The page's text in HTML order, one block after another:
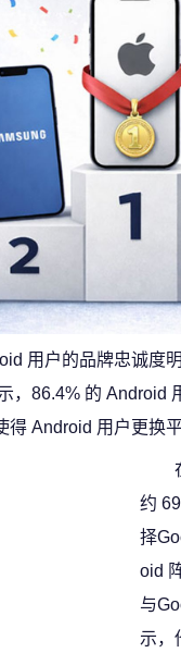
用户的品牌忠诚度
，86.4% 的 Android
得 Android 用户更换
约
择
oid
与
示，